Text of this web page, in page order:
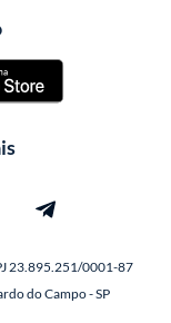
23.895.251/0001-87
do Campo - SP